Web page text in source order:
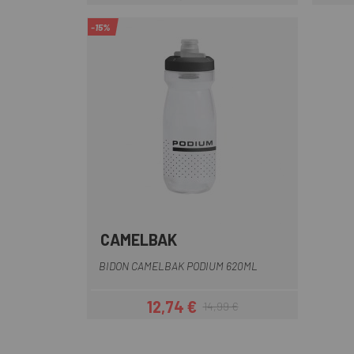
AzulBlanco
-15%
CAMELBAK
BIDON CAMELBAK PODIUM 620ML
Precio
12,74 €Precio regular
14,99 €